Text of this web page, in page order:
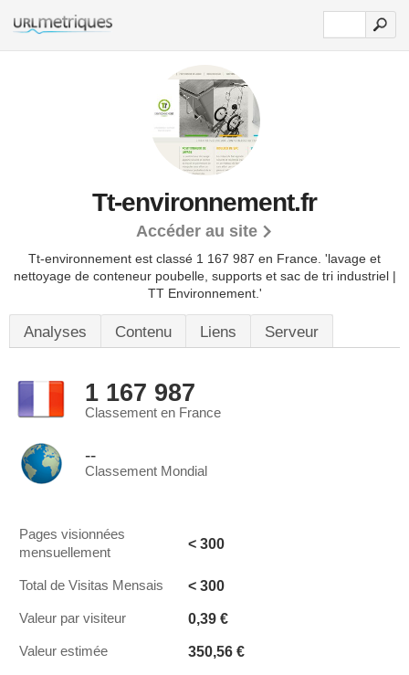
Tt-environnement.fr
Accéder au site
Tt-environnement est classé 1 167 987 en France. 'lavage et
nettoyage de conteneur poubelle, supports et sac de tri industriel |
TT Environnement.'
Analyses Contenu Liens Serveur
1 167 987
Classement en France
--
Classement Mondial
Pages visionnées
mensuellement
< 300
Total de Visitas Mensais < 300
Valeur par visiteur 0,39 €
Valeur estimée 350,56 €